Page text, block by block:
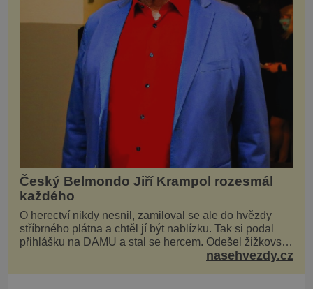
Český Belmondo Jiří Krampol rozesmál
každého
O herectví nikdy nesnil, zamiloval se ale do hvězdy
stříbrného plátna a chtěl jí být nablízku. Tak si podal
přihlášku na DAMU a stal se hercem. Odešel žižkovský
matador, který všude rozdával humor, i když jemu
nasehvezdy.cz